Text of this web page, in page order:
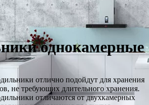
однокамерные
отлично подойдут для хранения
не требующих длительного хранения.
отличаются от двухкамерных